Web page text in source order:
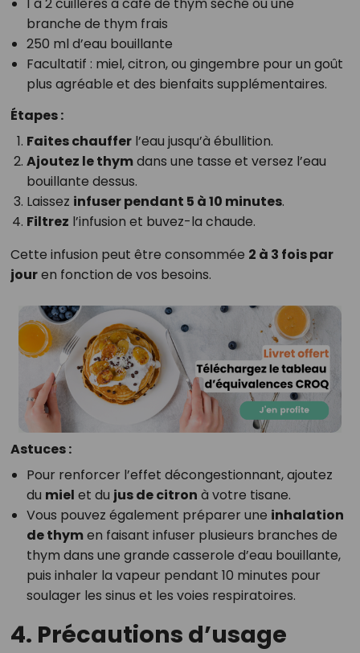
1 à 2 cuillères à café de thym séché ou une
branche de thym frais
250 ml d’eau bouillante
Facultatif : miel, citron, ou gingembre pour un goût
plus agréable et des bienfaits supplémentaires.
Étapes :
Faites chaufferl’eau jusqu’à ébullition.
Ajoutez le thymdans une tasse et versez l’eau
bouillante dessus.
Laissez infuser pendant 5 à 10 minutes.
Filtrez l’infusion et buvez-la chaude.
Cette infusion peut être consommée 2 à 3 fois par
jouren fonction de vos besoins.
Astuces :
Pour renforcer l’effet décongestionnant, ajoutez
du miel et du jus de citron à votre tisane.
Vous pouvez également préparer une inhalation
de thymen faisant infuser plusieurs branches de
thym dans une grande casserole d’eau bouillante,
puis inhaler la vapeur pendant 10 minutes pour
soulager les sinus et les voies respiratoires.
4. Précautions d’usage